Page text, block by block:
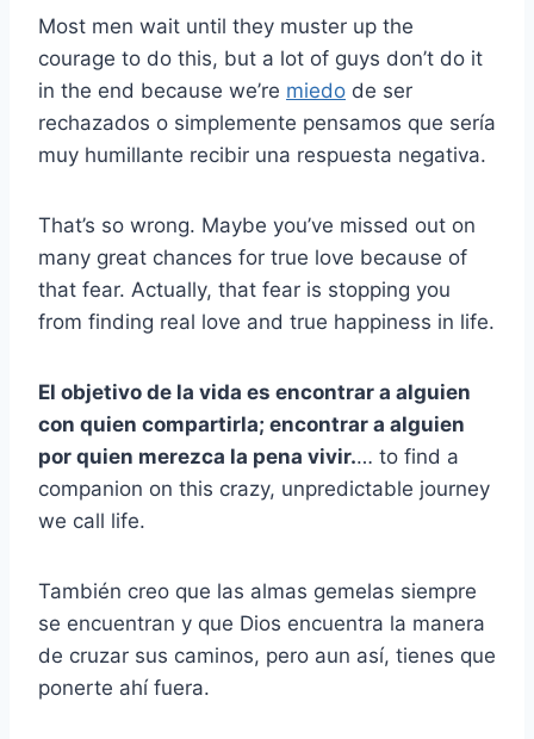
Most men wait until they muster up the
courage to do this, but a lot of guys don’t do it
in the end because we’re miedo de ser
rechazados o simplemente pensamos que sería
muy humillante recibir una respuesta negativa.
That’s so wrong. Maybe you’ve missed out on
many great chances for true love because of
that fear. Actually, that fear is stopping you
from finding real love and true happiness in life.
El objetivo de la vida es encontrar a alguien
con quien compartirla; encontrar a alguien
por quien merezca la pena vivir.… to find a
companion on this crazy, unpredictable journey
we call life.
También creo que las almas gemelas siempre
se encuentran y que Dios encuentra la manera
de cruzar sus caminos, pero aun así, tienes que
ponerte ahí fuera.